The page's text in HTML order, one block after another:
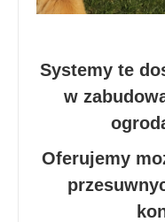
Systemy te
w
Oferujemy